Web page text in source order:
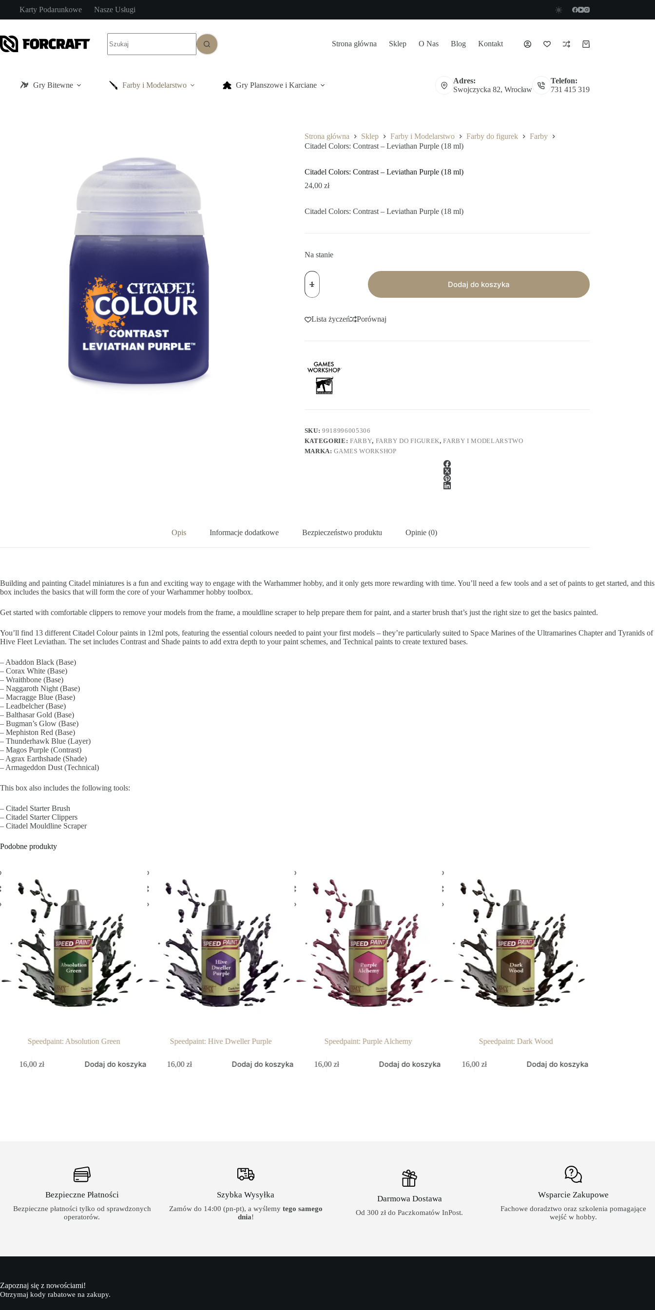
treści
Karty Podarunkowe Nasze Usługi
wyników
Strona główna Sklep O Nas Blog Kontakt Koszyk
Gry Bitewne Farby i Modelarstwo Gry Planszowe i Karciane
Adres:
Swojczycka 82, Wrocław
Telefon:
731 415 319
Strona główna Sklep Farby i Modelarstwo Farby do figurek
Farby
Citadel Colors: Contrast – Leviathan Purple (18 ml)
Citadel Colors: Contrast – Leviathan Purple (18 ml)
24,00 zł
Citadel Colors: Contrast – Leviathan Purple (18 ml)
Na stanie
ilość
Citadel
Colors:
Contrast
Leviathan
Purple
Dodaj do koszyka
Lista życzeń Porównaj
SKU:9918996005306
KATEGORIE: FARBY, FARBY DO FIGUREK,FARBY I MODELARSTWO
MARKA:GAMES WORKSHOP
Opis Informacje dodatkowe Bezpieczeństwo produktu Opinie (0)
Building and painting Citadel miniatures is a fun and exciting way to engage with the Warhammer hobby, and it only gets more rewarding with time. You’ll need a few tools and a set of paints to get started, and this
box includes the basics that will form the core of your Warhammer hobby toolbox.
Get started with comfortable clippers to remove your models from the frame, a mouldline scraper to help prepare them for paint, and a starter brush that’s just the right size to get the basics painted.
You’ll find 13 different Citadel Colour paints in 12ml pots, featuring the essential colours needed to paint your first models – they’re particularly suited to Space Marines of the Ultramarines Chapter and Tyranids of
Hive Fleet Leviathan. The set includes Contrast and Shade paints to add extra depth to your paint schemes, and Technical paints to create textured bases.
– Abaddon Black (Base)
– Corax White (Base)
– Wraithbone (Base)
– Naggaroth Night (Base)
– Macragge Blue (Base)
– Leadbelcher (Base)
– Balthasar Gold (Base)
– Bugman’s Glow (Base)
– Mephiston Red (Base)
– Thunderhawk Blue (Layer)
– Magos Purple (Contrast)
– Agrax Earthshade (Shade)
– Armageddon Dust (Technical)
This box also includes the following tools:
– Citadel Starter Brush
– Citadel Starter Clippers
– Citadel Mouldline Scraper
Podobne produkty
Speedpaint: Absolution Green
16,00zł Dodaj do koszyka
Speedpaint: Hive Dweller Purple
16,00 zł Dodaj do koszyka
Speedpaint: Purple Alchemy
16,00 zł Dodaj do koszyka
Speedpaint: Dark Wood
16,00 zł Dodaj do koszyka
Bezpieczne Płatności
Bezpieczne płatności tylko od sprawdzonych
operatorów.
Szybka Wysyłka
Zamów do 14:00 (pn-pt), a wyślemy tego samego
dnia!
Darmowa Dostawa
Od 300 zł do Paczkomatów InPost.
Wsparcie Zakupowe
Fachowe doradztwo oraz szkolenia pomagające
wejść w hobby.
Zapoznaj się z nowościami!
Otrzymaj kody rabatowe na zakupy.